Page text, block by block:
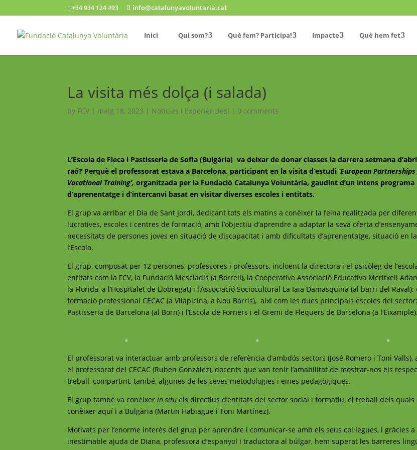
+34 934 124 493 info@catalunyavoluntaria.cat
Inici Qui som? Què fem? Participa! Impacte Què hem fet
La visita més dolça (i salada)
by FCV | maig 18, 2023 | Noticies i Experiències! | 0 comments
L’Escola de Fleca i Pastisseria de Sofia (Bulgària) va deixar de donar classes la darrera setmana
raó? Perquè el professorat estava a Barcelona, participant en la visita d’estudi ‘European
Vocational Training’, organitzada per la Fundació Catalunya Voluntària, gaudint d’un intens programa
d’aprenentatge i d’intercanvi basat en visitar diverses escoles i entitats.
El grup va arribar el Dia de Sant Jordi, dedicant tots els matins a conèixer la feina realitzada per
lucratives, escoles i centres de formació, amb l’objectiu d’aprendre a adaptar la seva oferta
necessitats de persones joves en situació de discapacitat i amb dificultats d’aprenentatge, situació en
l’Escola.
El grup, composat per 12 persones, professores i professors, incloent la directora i el psicòleg de
entitats com la FCV, la Fundació Mescladís (a Borrell), la Cooperativa Associació Educativa Meritxell
la Florida, a l’Hospitalet de Llobregat) i l’Associació Sociocultural La Iaia Damasquina (al barri del
formació professional CECAC (a Vilapicina, a Nou Barris), així com les dues principals escoles del
Pastisseria de Barcelona (al Born) i l’Escola de Forners i el Gremi de Flequers de Barcelona (a l’Eixample).
El professorat va interactuar amb professors de referència d’ambdós sectors (José Romero i Toni Valls),
el professorat del CECAC (Ruben González), docents que van tenir l’amabilitat de mostrar-nos els
treball, compartint, també, algunes de les seves metodologies i eines pedagògiques.
El grup també va conèixerin situ els directius d’entitats del sector social i formatiu, el treball dels quals
conèixer aquí i a Bulgària (Martin Habiague i Toni Martínez).
Motivats per l’enorme interès del grup per aprendre i comunicar-se amb els seus col·legues, i gràcies a
inestimable ajuda de Diana, professora d’espanyol i traductora al búlgar, hem superat les barreres